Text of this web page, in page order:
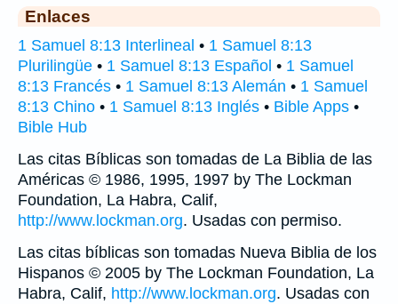
Enlaces
1 Samuel 8:13 Interlineal • 1 Samuel 8:13
Plurilingüe • 1 Samuel 8:13 Español • 1 Samuel
8:13 Francés • 1 Samuel 8:13 Alemán • 1 Samuel
8:13 Chino • 1 Samuel 8:13 Inglés • Bible Apps •
Bible Hub
Las citas Bíblicas son tomadas de La Biblia de las
Américas © 1986, 1995, 1997 by The Lockman
Foundation, La Habra, Calif,
http://www.lockman.org. Usadas con permiso.
Las citas bíblicas son tomadas Nueva Biblia de los
Hispanos © 2005 by The Lockman Foundation, La
Habra, Calif, http://www.lockman.org. Usadas con